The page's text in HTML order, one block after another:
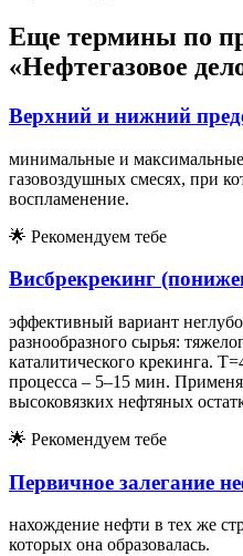
Еще термины по
«Нефтегазовое
Верхний и нижний
минимальные и максимальные
газовоздушных смесях, при
воспламенение.
🌟 Рекомендуем тебе
Висбрекрекинг
эффективный вариант
разнообразного сырья:
каталитического крекинга.
процесса – 5–15 мин.
высоковязких нефтяных
🌟 Рекомендуем тебе
Первичное залегание
нахождение нефти в тех же
которых она образовалась.